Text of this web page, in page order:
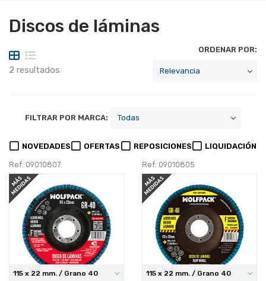
Discos de láminas
2 resultados
ORDENAR POR:
FILTRAR POR MARCA:
NOVEDADES OFERTAS REPOSICIONES LIQUIDACIÓN
Ref: 09010807
115 x 22 mm. / Grano 40
Ref: 09010805
115 x 22 mm. / Grano 40